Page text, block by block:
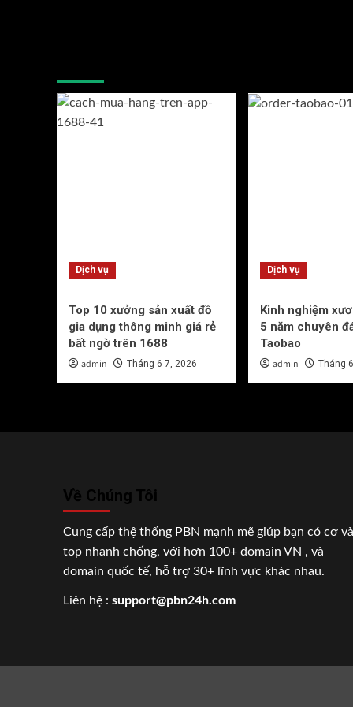
Dịch vụ
Top 10 xưởng sản xuất đồ
gia dụng thông minh giá rẻ
bất ngờ trên 1688
admin Tháng 6 7, 2026
Dịch vụ
Kinh nghiệm
5 năm chuyên
Taobao
admin Tháng
Về Chúng Tôi
Cung cấp thệ thống PBN mạnh mẽ giúp bạn có cơ
top nhanh chống, với hơn 100+ domain VN , và
domain quốc tế, hỗ trợ 30+ lĩnh vực khác nhau.
Liên hệ : support@pbn24h.com